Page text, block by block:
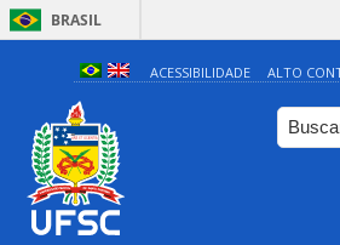
BRASIL
ACESSIBILIDADE ALTO